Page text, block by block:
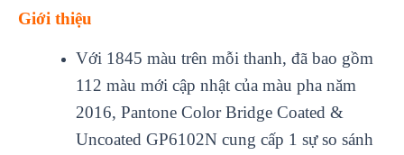
Giới thiệu
Với 1845 màu trên mỗi thanh, đã bao gồm
112 màu mới cập nhật của màu pha năm
2016, Pantone Color Bridge Coated &
Uncoated GP6102N cung cấp 1 sự so sánh